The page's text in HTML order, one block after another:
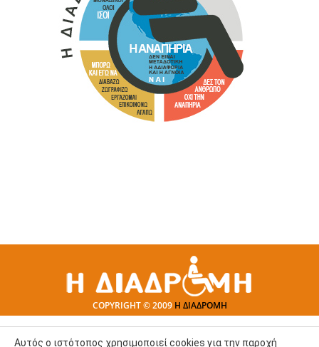
COPYRIGHT © 2009 Η ΔΙΑΔΡΟΜΗ
Αυτός ο ιστότοπος χρησιμοποιεί cookies για την παροχή